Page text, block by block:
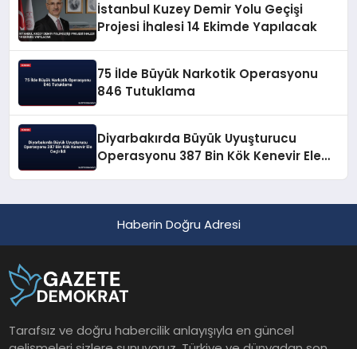
İstanbul Kuzey Demir Yolu Geçişi
Projesi İhalesi 14 Ekimde Yapılacak
75 İlde Büyük Narkotik Operasyonu
846 Tutuklama
Diyarbakırda Büyük Uyuşturucu
Operasyonu 387 Bin Kök Kenevir Ele
Haberin Doğru Adresi
Tarafsız ve doğru habercilik anlayışıyla en güncel